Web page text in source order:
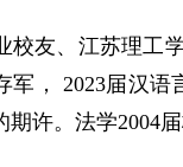
校友、江苏理工
军， 2023届汉
许。法学2004